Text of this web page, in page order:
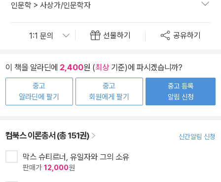
인문학 > 사상가/인문학자
선물하기 공유하기
이 책을 알라딘에 2,400원 (최상기준)에 파시겠습니까?
중고
알라딘에 팔기
중고
회원에게 팔기
중고 등록
알림 신청
컴북스 이론총서 (총 151권) 신간알림 신청
막스 슈티르너, 유일자와 그의 소유
판매가 12,000원